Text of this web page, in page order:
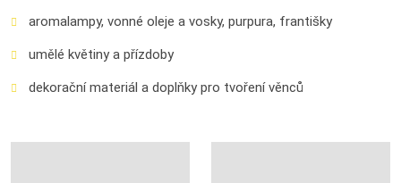
aromalampy, vonné oleje a vosky, purpura, františky
umělé květiny a přízdoby
dekorační materiál a doplňky pro tvoření věnců